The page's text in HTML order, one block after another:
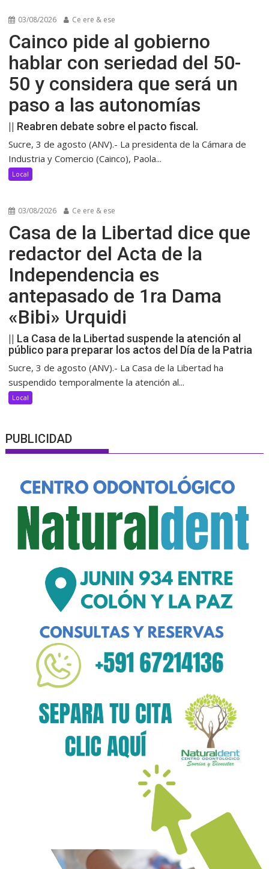
03/08/2026 Ce ere & ese
Cainco pide al gobierno
hablar con seriedad del 50-
50 y considera que será un
paso a las autonomías
|| Reabren debate sobre el pacto fiscal.
Sucre, 3 de agosto (ANV).- La presidenta de la Cámara de
Industria y Comercio (Cainco), Paola...
Local
03/08/2026 Ce ere & ese
Casa de la Libertad dice que
redactor del Acta de la
Independencia es
antepasado de 1ra Dama
«Bibi» Urquidi
|| La Casa de la Libertad suspende la atención al
público para preparar los actos del Día de la Patria
Sucre, 3 de agosto (ANV).- La Casa de la Libertad ha
suspendido temporalmente la atención al...
Local
PUBLICIDAD